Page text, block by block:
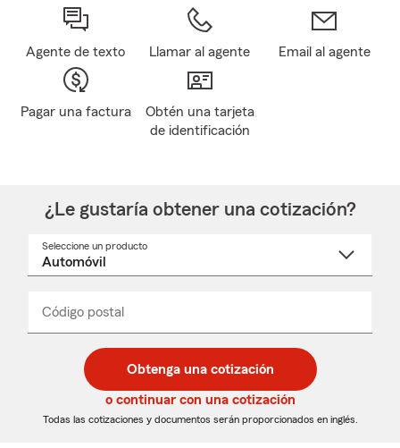
Agente de texto Llamar al agente Email al agente
Pagar una factura
Obtén una tarjeta
de identificación
¿Le gustaría obtener una cotización?
Seleccione un producto
desplegable
Código postal
de
5
dígitos
de
5
dígitos
_____
Obtenga una cotización
o continuar con una cotización
Todas las cotizaciones y documentos serán proporcionados en inglés.